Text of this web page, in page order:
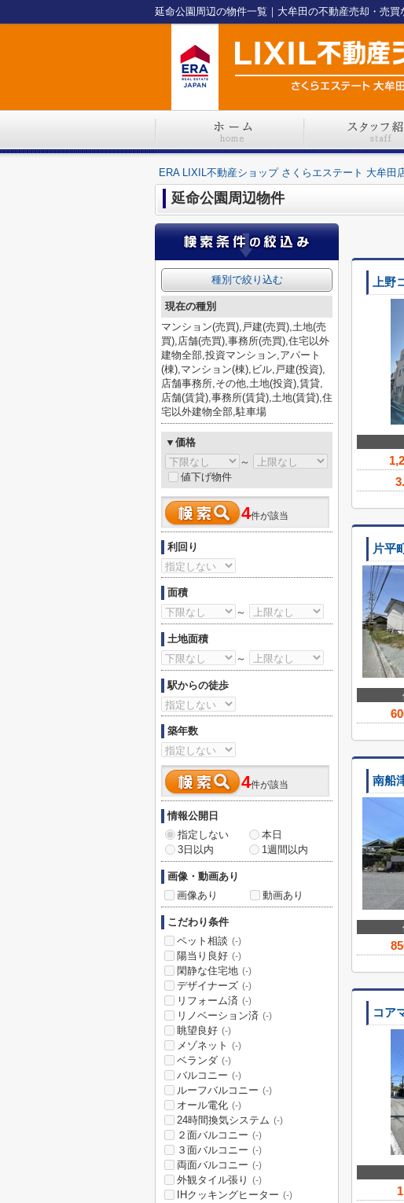
ERA LIXIL不動産ショップ さくらエステート 大牟田
延命公園周辺物件
上野
片平
南船
コア
種別で絞り込む
現在の種別
マンション(売買),戸建(売買),土地(売
買),店舗(売買),事務所(売買),住宅以外
建物全部,投資マンション,アパート
(棟),マンション(棟),ビル,戸建(投資),
店舗事務所,その他,土地(投資),賃貸,
店舗(賃貸),事務所(賃貸),土地(賃貸),住
宅以外建物全部,駐車場
▼価格
～
値下げ物件
4件が該当
利回り
面積
～
土地面積
～
駅からの徒歩
築年数
4件が該当
情報公開日
指定しない
本日
3日以内
1週間以内
画像・動画あり
画像あり
動画あり
こだわり条件
ペット相談 (-)
陽当り良好 (-)
閑静な住宅地 (-)
デザイナーズ (-)
リフォーム済 (-)
リノベーション済 (-)
眺望良好 (-)
メゾネット (-)
ベランダ (-)
バルコニー (-)
ルーフバルコニー (-)
オール電化 (-)
24時間換気システム (-)
２面バルコニー (-)
３面バルコニー (-)
両面バルコニー (-)
外観タイル張り (-)
IHクッキングヒーター (-)